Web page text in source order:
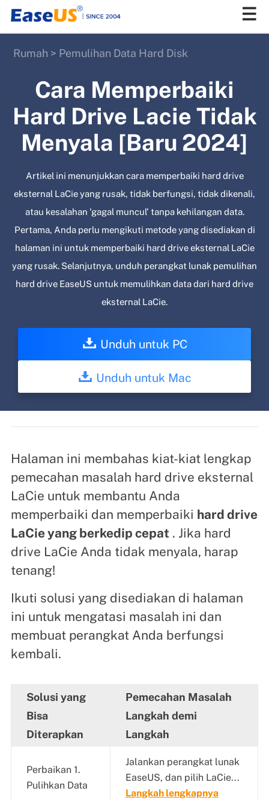
Rumah > Pemulihan Data Hard Disk
Cara Memperbaiki
Hard Drive Lacie Tidak
Menyala [Baru 2024]
Artikel ini menunjukkan cara memperbaiki hard drive
eksternal LaCie yang rusak, tidak berfungsi, tidak dikenali,
atau kesalahan 'gagal muncul' tanpa kehilangan data.
Pertama, Anda perlu mengikuti metode yang disediakan di
halaman ini untuk memperbaiki hard drive eksternal LaCie
yang rusak. Selanjutnya, unduh perangkat lunak pemulihan
hard drive EaseUS untuk memulihkan data dari hard drive
eksternal LaCie.
Unduh untuk PC
Unduh untuk Mac
Halaman ini membahas kiat-kiat lengkap
pemecahan masalah hard drive eksternal
LaCie untuk membantu Anda
memperbaiki dan memperbaiki hard drive
LaCie yang berkedip cepat . Jika hard
drive LaCie Anda tidak menyala, harap
tenang!
Ikuti solusi yang disediakan di halaman
ini untuk mengatasi masalah ini dan
membuat perangkat Anda berfungsi
kembali.
Solusi yang
Bisa
Diterapkan
Pemecahan Masalah
Langkah demi
Langkah
Perbaikan 1.
Pulihkan Data
Jalankan perangkat lunak
EaseUS, dan pilih LaCie...
Langkah lengkapnya